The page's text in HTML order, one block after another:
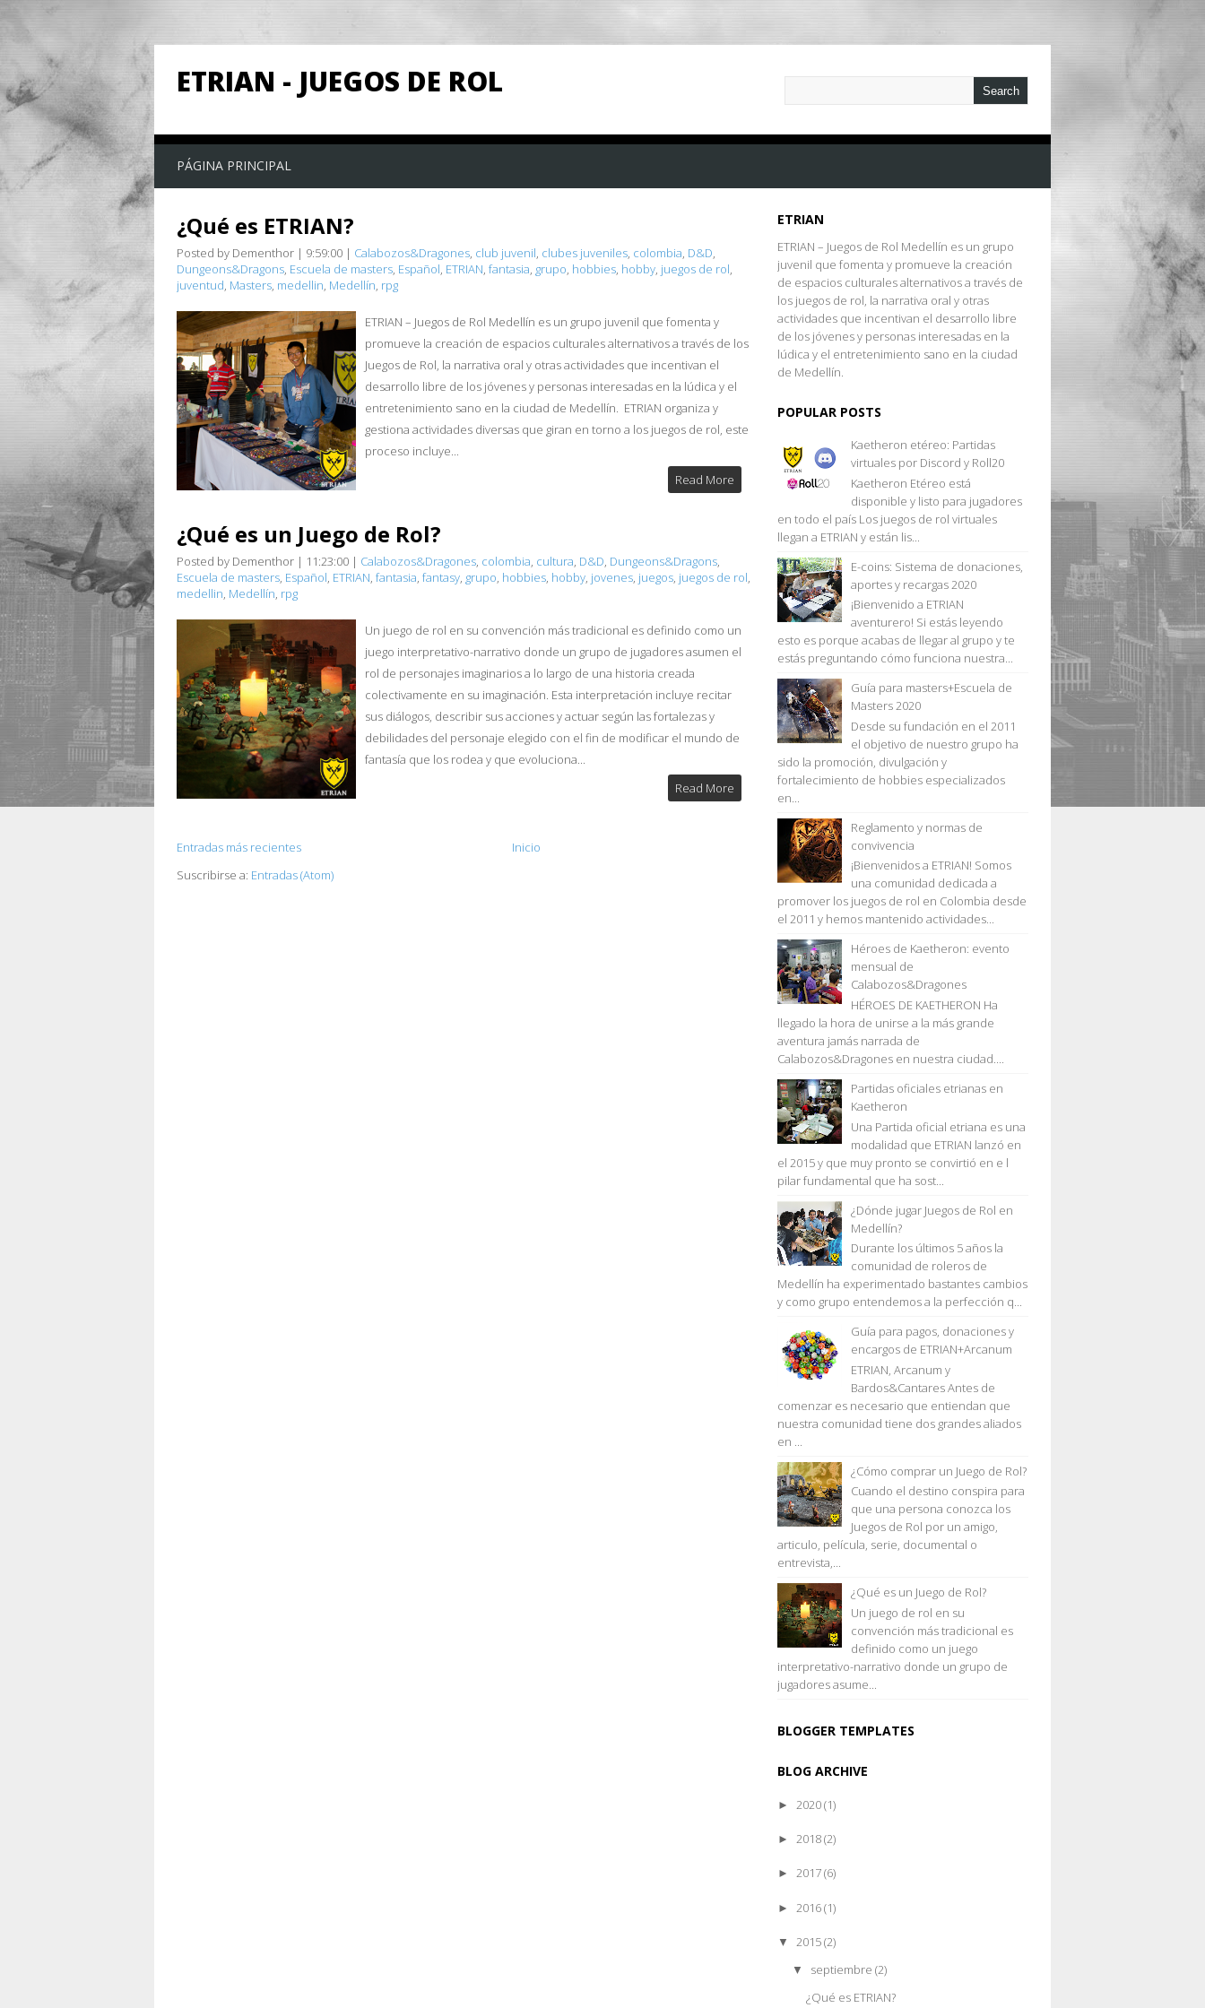
ETRIAN - JUEGOS DE ROL
PÁGINA PRINCIPAL
¿Qué es ETRIAN?
Posted by Dementhor | 9:59:00 | Calabozos&Dragones, club juvenil, clubes juveniles, colombia, D&D,
Dungeons&Dragons, Escuela de masters, Español, ETRIAN, fantasia, grupo, hobbies, hobby, juegos de rol,
juventud, Masters, medellin, Medellín, rpg
ETRIAN – Juegos de Rol Medellín es un grupo juvenil que fomenta y
promueve la creación de espacios culturales alternativos a través de los
Juegos de Rol, la narrativa oral y otras actividades que incentivan el
desarrollo libre de los jóvenes y personas interesadas en la lúdica y el
entretenimiento sano en la ciudad de Medellín. ETRIAN organiza y
gestiona actividades diversas que giran en torno a los juegos de rol, este
proceso incluye...
Read More
¿Qué es un Juego de Rol?
Posted by Dementhor | 11:23:00 | Calabozos&Dragones, colombia, cultura, D&D, Dungeons&Dragons,
Escuela de masters, Español, ETRIAN, fantasia, fantasy, grupo, hobbies, hobby, jovenes, juegos, juegos de rol,
medellin, Medellín, rpg
Un juego de rol en su convención más tradicional es definido como un
juego interpretativo-narrativo donde un grupo de jugadores asumen el
rol de personajes imaginarios a lo largo de una historia creada
colectivamente en su imaginación. Esta interpretación incluye recitar
sus diálogos, describir sus acciones y actuar según las fortalezas y
debilidades del personaje elegido con el fin de modificar el mundo de
fantasía que los rodea y que evoluciona...
Read More
Entradas más recientes
Inicio
Suscribirse a: Entradas (Atom)
ETRIAN
ETRIAN – Juegos de Rol Medellín es un grupo
juvenil que fomenta y promueve la creación
de espacios culturales alternativos a través de
los juegos de rol, la narrativa oral y otras
actividades que incentivan el desarrollo libre
de los jóvenes y personas interesadas en la
lúdica y el entretenimiento sano en la ciudad
de Medellín.
POPULAR POSTS
Kaetheron etéreo: Partidas
virtuales por Discord y Roll20
Kaetheron Etéreo está
disponible y listo para jugadores
en todo el país Los juegos de rol virtuales
llegan a ETRIAN y están lis...
E-coins: Sistema de donaciones,
aportes y recargas 2020
¡Bienvenido a ETRIAN
aventurero! Si estás leyendo
esto es porque acabas de llegar al grupo y te
estás preguntando cómo funciona nuestra...
Guía para masters+Escuela de
Masters 2020
Desde su fundación en el 2011
el objetivo de nuestro grupo ha
sido la promoción, divulgación y
fortalecimiento de hobbies especializados
en...
Reglamento y normas de
convivencia
¡Bienvenidos a ETRIAN! Somos
una comunidad dedicada a
promover los juegos de rol en Colombia desde
el 2011 y hemos mantenido actividades...
Héroes de Kaetheron: evento
mensual de
Calabozos&Dragones
HÉROES DE KAETHERON Ha
llegado la hora de unirse a la más grande
aventura jamás narrada de
Calabozos&Dragones en nuestra ciudad....
Partidas oficiales etrianas en
Kaetheron
Una Partida oficial etriana es una
modalidad que ETRIAN lanzó en
el 2015 y que muy pronto se convirtió en e l
pilar fundamental que ha sost...
¿Dónde jugar Juegos de Rol en
Medellín?
Durante los últimos 5 años la
comunidad de roleros de
Medellín ha experimentado bastantes cambios
y como grupo entendemos a la perfección q...
Guía para pagos, donaciones y
encargos de ETRIAN+Arcanum
ETRIAN, Arcanum y
Bardos&Cantares Antes de
comenzar es necesario que entiendan que
nuestra comunidad tiene dos grandes aliados
en ...
¿Cómo comprar un Juego de Rol?
Cuando el destino conspira para
que una persona conozca los
Juegos de Rol por un amigo,
articulo, película, serie, documental o
entrevista,...
¿Qué es un Juego de Rol?
Un juego de rol en su
convención más tradicional es
definido como un juego
interpretativo-narrativo donde un grupo de
jugadores asume...
BLOGGER TEMPLATES
BLOG ARCHIVE
► 2020(1)
► 2018(2)
► 2017(6)
► 2016(1)
▼ 2015(2)
▼ septiembre (2)
¿Qué es ETRIAN?